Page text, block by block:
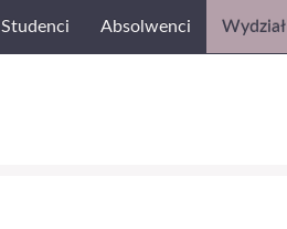
Studenci Absolwenci Wydział